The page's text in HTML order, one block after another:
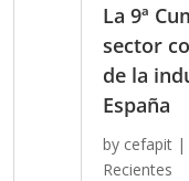
La 9ª
sector
de la
España
by cefapit|
Recientes